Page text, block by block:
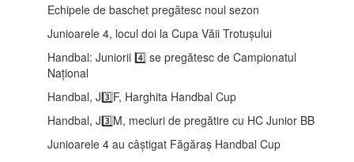
Echipele de baschet pregătesc noul sezon
Junioarele 4, locul doi la Cupa Văii Trotușului
Handbal: Juniorii 4️⃣ se pregătesc de Campionatul
Național
Handbal, J3️⃣F, Harghita Handbal Cup
Handbal, J3️⃣M, meciuri de pregătire cu HC Junior BB
Junioarele 4 au câștigat Făgăraș Handbal Cup